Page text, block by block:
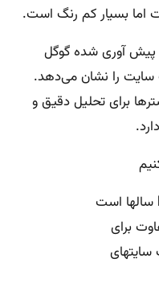
بسیار کم رنگ است.
پیش آوری شده گوگل
سایت را نشان می‌دهد.
برای تحلیل دقیق و
شرکت https://www.google.com سالها است
برای